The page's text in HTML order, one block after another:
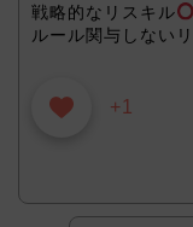
戦略的なリスキル
ルール関与しない
+1